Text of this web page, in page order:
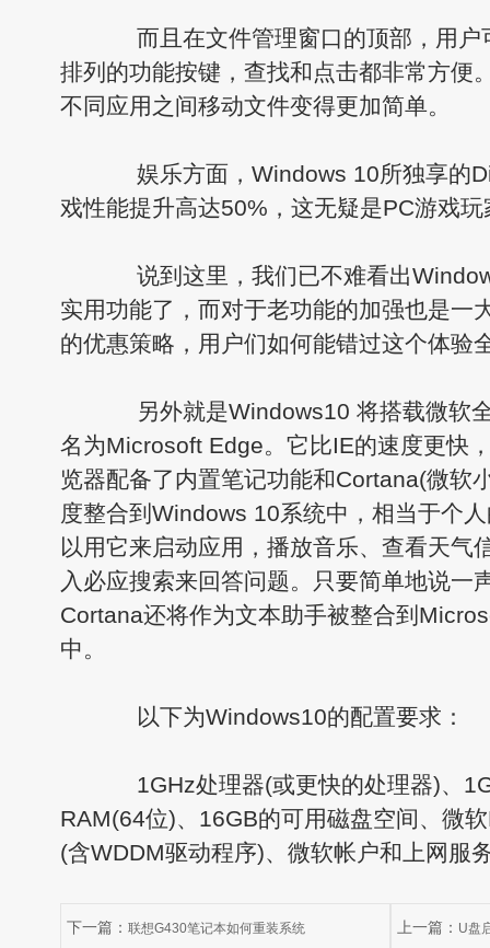
而且在文件管理窗口的顶部，用户
排列的功能按键，查找和点击都非常方便
不同应用之间移动文件变得更加简单。
娱乐方面，Windows 10所独享的
戏性能提升高达50%，这无疑是PC游戏
说到这里，我们已不难看出
实用功能了，而对于老功能的加强也是一
的优惠策略，用户们如何能错过这个体验
另外就是Windows10 将搭载微软
名为Microsoft Edge。它比IE的速度更快
览器配备了内置笔记功能和Cortana(微软
度整合到Windows 10系统中，相当于个
以用它来启动应用，播放音乐、查看天气
入必应搜索来回答问题。只要简单地说一
Cortana还将作为文本助手被整合到
中。
以下为Windows10的配置要求：
1GHz处理器(或更快的处理器)、
RAM(64位)、16GB的可用磁盘空间、微
(含WDDM驱动程序)、微软帐户和上网服
下一篇： 联想G430笔记本如何重装系统 上一篇： U盘